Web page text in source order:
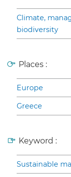
Climate,
biodiversity
Places :
Europe
Greece
Keyword :
Sustainable